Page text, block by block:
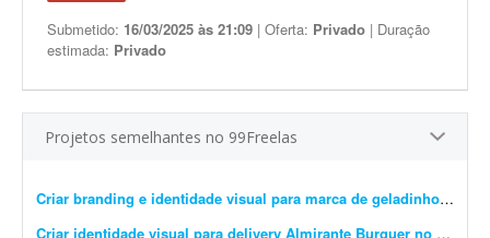
Submetido: 16/03/2025 às 21:09 | Oferta: Privado | Duração
estimada: Privado
Projetos semelhantes no 99Freelas
Criar branding e identidade visual para marca de geladinhos gourmet
Criar identidade visual para delivery Almirante Burguer no litoral do RS